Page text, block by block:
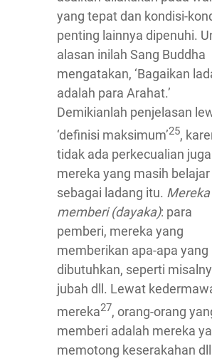
yang tepat dan kondisi-
penting lainnya dipenuhi.
alasan inilah Sang Buddha
mengatakan, ‘Bagaikan
adalah para Arahat.’
Demikianlah penjelasan
‘definisi maksimum’25,
tidak ada perkecualian
mereka yang masih belajar
sebagai ladang itu.
memberi (dayaka): para
pemberi, mereka yang
memberikan apa-apa yang
dibutuhkan, seperti
jubah dll. Lewat
mereka27, orang-orang
memberi adalah mereka
memotong keserakahan